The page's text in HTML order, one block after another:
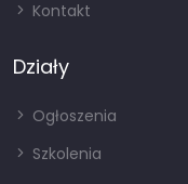
Kontakt
Działy
Ogłoszenia
Szkolenia